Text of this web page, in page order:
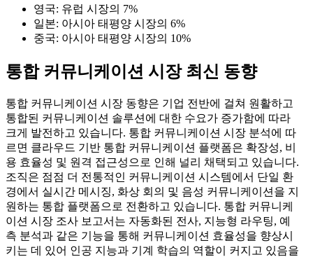
영국: 유럽 시장의 7%
일본: 아시아 태평양 시장의 6%
중국: 아시아 태평양 시장의 10%
통합 커뮤니케이션 시장 최신 동향
통합 커뮤니케이션 시장 동향은 기업 전반에 걸쳐 원활하고
통합된 커뮤니케이션 솔루션에 대한 수요가 증가함에 따라
크게 발전하고 있습니다. 통합 커뮤니케이션 시장 분석에 따
르면 클라우드 기반 통합 커뮤니케이션 플랫폼은 확장성, 비
용 효율성 및 원격 접근성으로 인해 널리 채택되고 있습니다.
조직은 점점 더 전통적인 커뮤니케이션 시스템에서 단일 환
경에서 실시간 메시징, 화상 회의 및 음성 커뮤니케이션을 지
원하는 통합 플랫폼으로 전환하고 있습니다. 통합 커뮤니케
이션 시장 조사 보고서는 자동화된 전사, 지능형 라우팅, 예
측 분석과 같은 기능을 통해 커뮤니케이션 효율성을 향상시
키는 데 있어 인공 지능과 기계 학습의 역할이 커지고 있음을